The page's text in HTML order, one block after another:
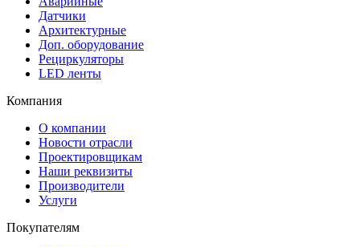
Датчики
Архитектурные
Доп. оборудование
Рециркуляторы
LED ленты
Компания
О компании
Новости отрасли
Проектировщикам
Наши реквизиты
Производители
Услуги
Покупателям